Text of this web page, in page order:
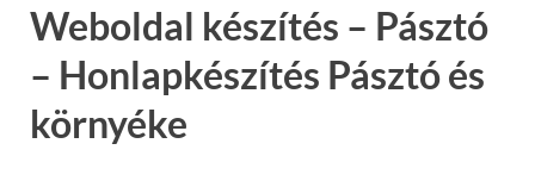
Weboldal készítés – Pásztó
– Honlapkészítés Pásztó és
környéke